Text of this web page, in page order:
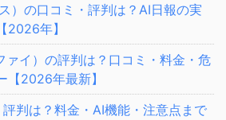
）の口コミ・評判は？AI日報の実
2026年】
イ）の評判は？口コミ・料金・危
【2026年最新】
判は？料金・AI機能・注意点まで